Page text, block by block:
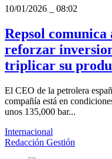
10/01/2026
08:02
Repsol
reforzar
triplicar su
El CEO de la petrolera
compañía está en
unos 135,000 bar...
Internacional
Redacción Gestión